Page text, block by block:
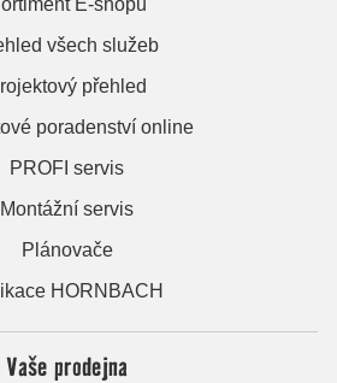
všech služeb
přehled
poradenství online
PROFI servis
Montážní servis
Plánovače
HORNBACH
Vaše prodejna